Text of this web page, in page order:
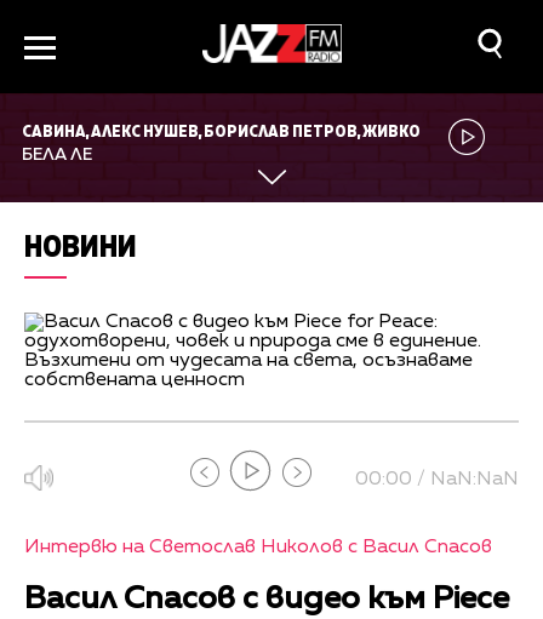
САВИНА, АЛЕКС НУШЕВ, БОРИСЛАВ ПЕТРОВ, ЖИВКО
ВАСИЛЕВ, ТЕОДОР ПЕТКОВ
БЕЛА ЛЕ
НОВИНИ
00:00 / NaN:NaN
Интервю на Светослав Николов с Васил Спасов
Васил Спасов с видео към Piece